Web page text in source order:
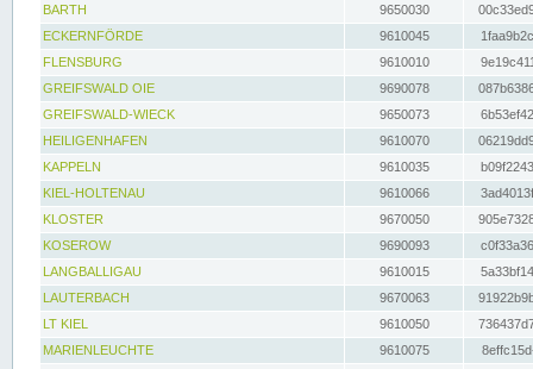
BARTH
9650030
ECKERNFÖRDE
9610045
FLENSBURG
9610010
GREIFSWALD OIE
9690078
GREIFSWALD-WIECK
9650073
HEILIGENHAFEN
9610070
KAPPELN
9610035
KIEL-HOLTENAU
9610066
KLOSTER
9670050
KOSEROW
9690093
LANGBALLIGAU
9610015
LAUTERBACH
9670063
LT KIEL
9610050
MARIENLEUCHTE
9610075